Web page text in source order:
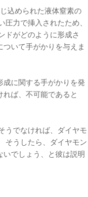
込められた液体窒素の
力で挿入されたため、
ドがどのように形成さ
いて手がかりを与えま
に関する手がかりを発
ば、不可能であると
うでなければ、ダイヤモ
そうしたら、ダイヤモン
いでしょう、と彼は説明